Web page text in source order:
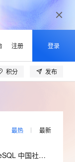
注册 登录
积分 发布
最热 最新
【大咖问答】对话PostgreSQL 中国社区发起人之一，阿里云数据库高级专家 德哥
模型上线
影视创作平台
百万元
五大权
成功